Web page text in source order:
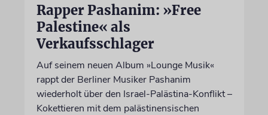
Rapper Pashanim: »Free
Palestine« als
Verkaufsschlager
Auf seinem neuen Album »Lounge Musik«
rappt der Berliner Musiker Pashanim
wiederholt über den Israel-Palästina-Konflikt –
Kokettieren mit dem palästinensischen